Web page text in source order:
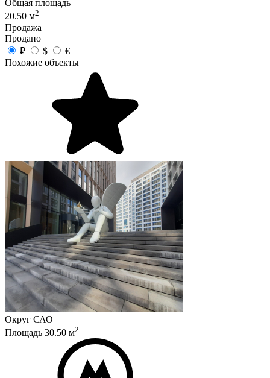
Общая площадь
20.50 м2
Продажа
Продано
₽
$
€
Похожие объекты
Округ САО
Площадь 30.50 м2